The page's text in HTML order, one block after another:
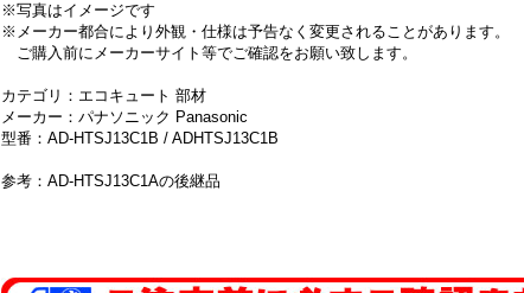
※写真はイメージです
※メーカー都合により外観・仕様は予告なく変更されることがあります。
ご購入前にメーカーサイト等でご確認をお願い致します。
カテゴリ：エコキュート 部材
メーカー：パナソニック Panasonic
型番：AD-HTSJ13C1B / ADHTSJ13C1B
参考：AD-HTSJ13C1Aの後継品